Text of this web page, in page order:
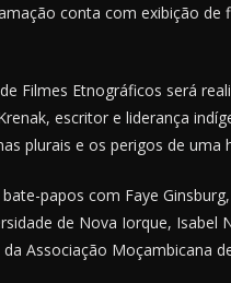
conta com exibição de
Filmes Etnográficos será
escritor e liderança
plurais e os perigos de uma
papos com Faye
de Nova Iorque, Isabel
Associação Moçambicana